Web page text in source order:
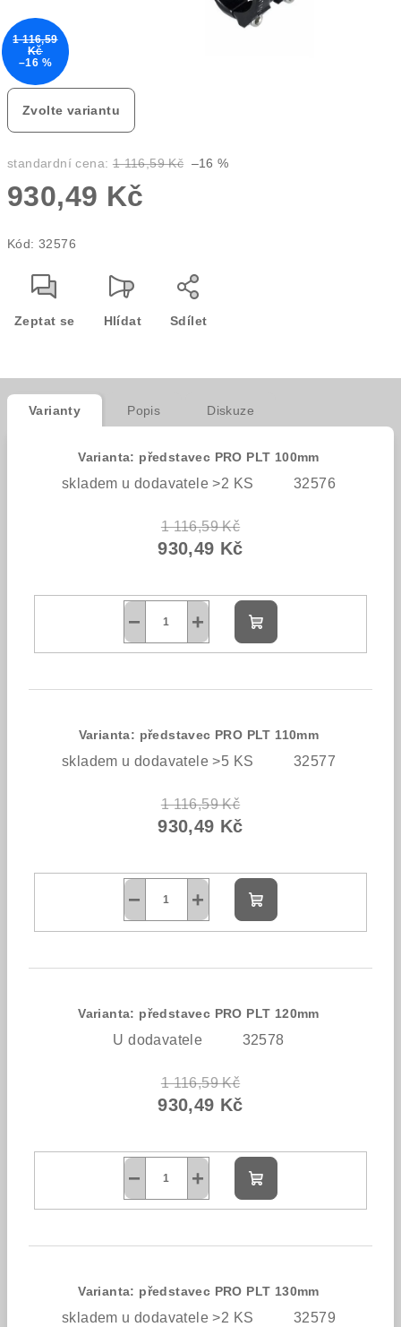
Zvolte variantu
standardní cena: 1 116,59 Kč –16 %
930,49 Kč
cena:
Kód: 32576
Zeptat se Hlídat Sdílet
1 116,59
Kč
–16 %
Varianty Popis Diskuze
Varianta: představec PRO PLT 100mm
skladem u dodavatele >2 KS 32576
1 116,59 Kč
930,49 Kč
+
−
Do
košíku
Varianta: představec PRO PLT 110mm
skladem u dodavatele >5 KS 32577
1 116,59 Kč
930,49 Kč
+
−
Do
košíku
Varianta: představec PRO PLT 120mm
U dodavatele 32578
1 116,59 Kč
930,49 Kč
+
−
Do
košíku
Varianta: představec PRO PLT 130mm
skladem u dodavatele >2 KS 32579